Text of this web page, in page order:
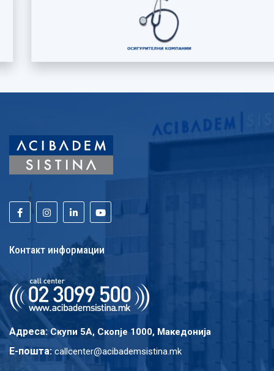
Контакт информации
Адреса: Скупи 5A, Скопје 1000, Македонија
E-пошта: callcenter@acibademsistina.mk